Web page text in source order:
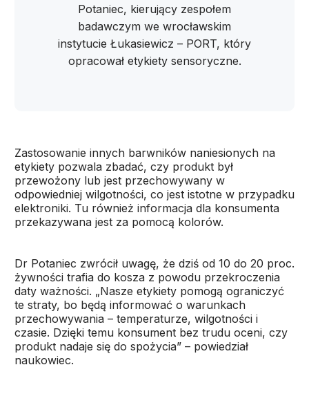
Potaniec, kierujący zespołem
badawczym we wrocławskim
instytucie Łukasiewicz – PORT, który
opracował etykiety sensoryczne.
Zastosowanie innych barwników naniesionych na
etykiety pozwala zbadać, czy produkt był
przewożony lub jest przechowywany w
odpowiedniej wilgotności, co jest istotne w przypadku
elektroniki. Tu również informacja dla konsumenta
przekazywana jest za pomocą kolorów.
Dr Potaniec zwrócił uwagę, że dziś od 10 do 20 proc.
żywności trafia do kosza z powodu przekroczenia
daty ważności. „Nasze etykiety pomogą ograniczyć
te straty, bo będą informować o warunkach
przechowywania – temperaturze, wilgotności i
czasie. Dzięki temu konsument bez trudu oceni, czy
produkt nadaje się do spożycia” – powiedział
naukowiec.